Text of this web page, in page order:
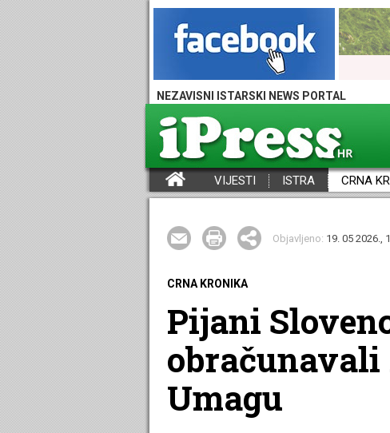
NEZAVISNI ISTARSKI NEWS PORTAL
VIJESTI ISTRA CRNA
Objavljeno: 19. 05 2026.,
CRNA KRONIKA
Pijani
obračunavali
Umagu